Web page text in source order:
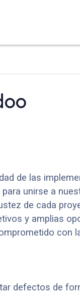
de las
para unirse a
de cada
y amplias
con
defectos de